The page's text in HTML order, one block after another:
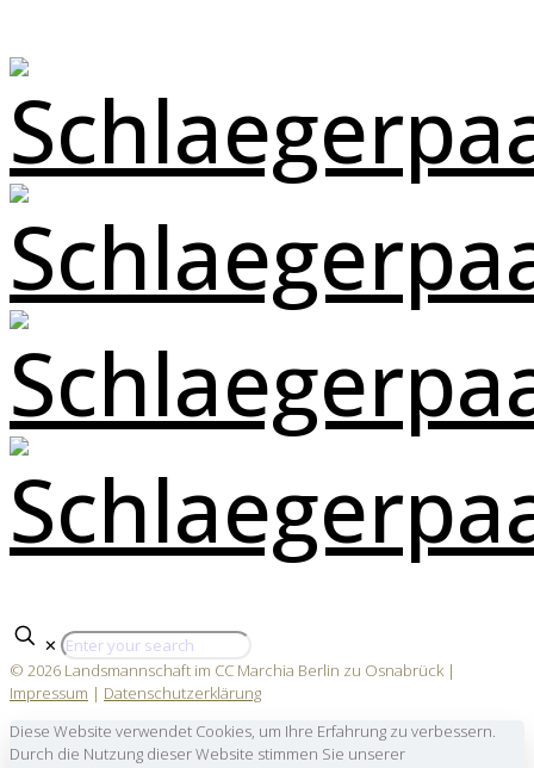
✕
© 2026 Landsmannschaft im CC Marchia Berlin zu Osnabrück |
Impressum | Datenschutzerklärung
Diese Website verwendet Cookies, um Ihre Erfahrung zu verbessern.
Durch die Nutzung dieser Website stimmen Sie unserer